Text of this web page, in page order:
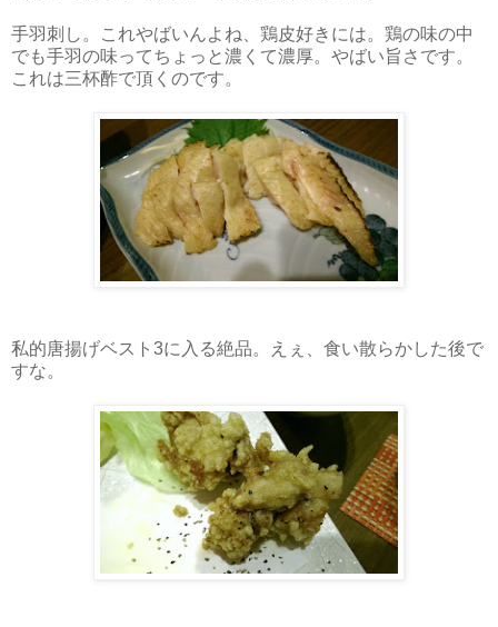
手羽刺し。これやばいんよね、鶏皮好きには。鶏の味の中
でも手羽の味ってちょっと濃くて濃厚。やばい旨さです。
これは三杯酢で頂くのです。
私的唐揚げベスト3に入る絶品。えぇ、食い散らかした後で
すな。